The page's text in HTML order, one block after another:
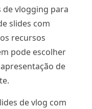
de vlogging para
slides com
recursos
pode escolher
de
de vlog com